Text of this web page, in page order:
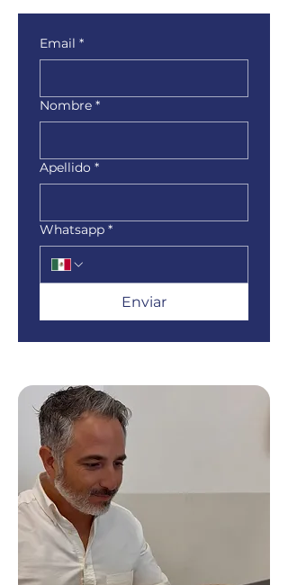
Email *
Nombre *
Apellido *
Whatsapp *
Enviar